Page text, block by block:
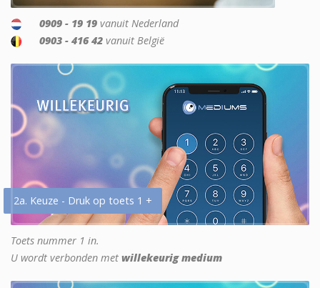
0909 - 19 19 vanuit Nederland
0903 - 416 42 vanuit België
2a. Keuze - Druk op toets 1 +
Toets nummer 1 in.
U wordt verbonden met willekeurig medium